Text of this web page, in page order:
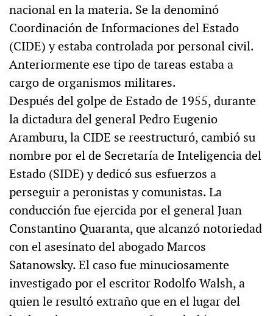
nacional en la materia. Se la denominó
Coordinación de Informaciones del Estado
(CIDE) y estaba controlada por personal civil.
Anteriormente ese tipo de tareas estaba a
cargo de organismos militares.
Después del golpe de Estado de 1955, durante
la dictadura del general Pedro Eugenio
Aramburu, la CIDE se reestructuró, cambió su
nombre por el de Secretaría de Inteligencia del
Estado (SIDE) y dedicó sus esfuerzos a
perseguir a peronistas y comunistas. La
conducción fue ejercida por el general Juan
Constantino Quaranta, que alcanzó notoriedad
con el asesinato del abogado Marcos
Satanowsky. El caso fue minuciosamente
investigado por el escritor Rodolfo Walsh, a
quien le resultó extraño que en el lugar del